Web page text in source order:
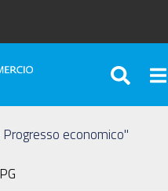
economico"